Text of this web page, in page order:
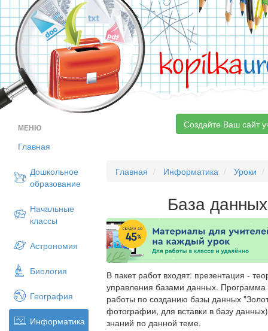
kopilka
МЕНЮ
Главная
Дошкольное
образование
Начальные
классы
Астрономия
Биология
География
Информатика
Создайте Ваш сайт
Главная Информатика Уроки
База
В пакет работ входят: презентация -
управления базами данных. Программа
работы по созданию базы данных
фотографии, для вставки в базу
знаний по данной теме.